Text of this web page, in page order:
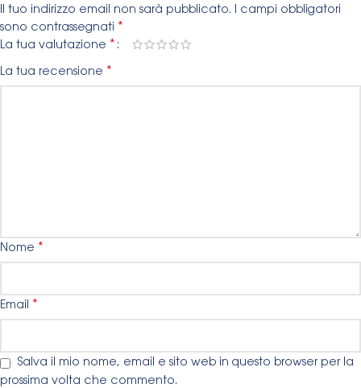
Il tuo indirizzo email non sarà pubblicato. I campi obbligatori
sono contrassegnati *
La tua valutazione *
La tua recensione *
Nome *
Email *
Salva il mio nome, email e sito web in questo browser per la
prossima volta che commento.